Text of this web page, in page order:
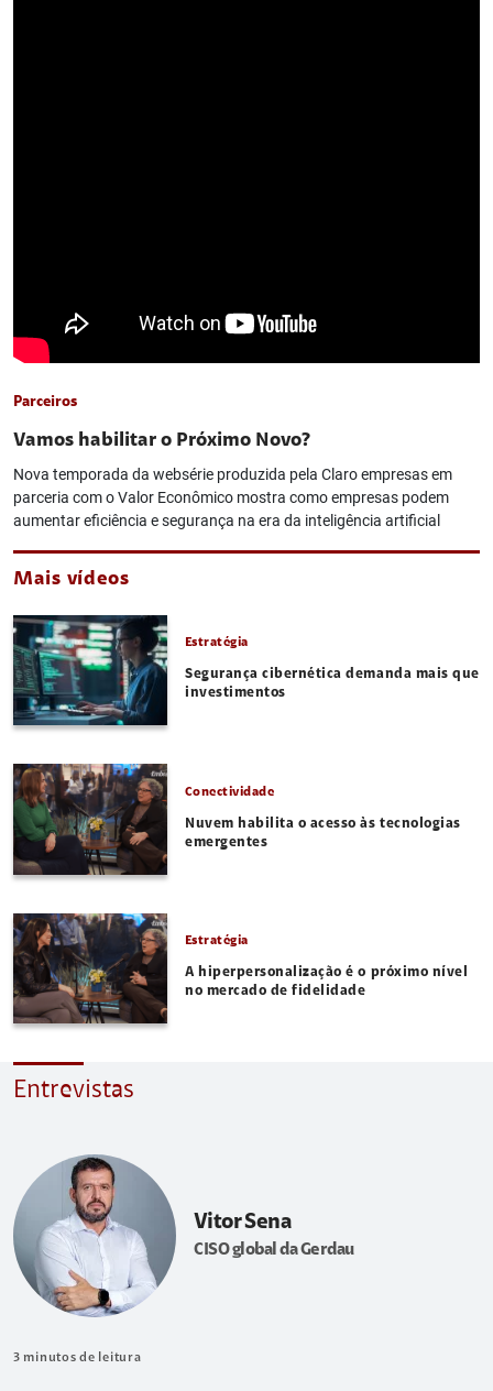
Parceiros
Vamos habilitar o Próximo Novo?
Nova temporada da websérie produzida pela Claro empresas em
parceria com o Valor Econômico mostra como empresas podem
aumentar eficiência e segurança na era da inteligência artificial
Mais vídeos
Estratégia
Segurança cibernética demanda mais que
investimentos
Conectividade
Nuvem habilita o acesso às tecnologias
emergentes
Estratégia
A hiperpersonalização é o próximo nível
no mercado de fidelidade
Entrevistas
Vitor Sena
CISO global da Gerdau
3 minutos de leitura